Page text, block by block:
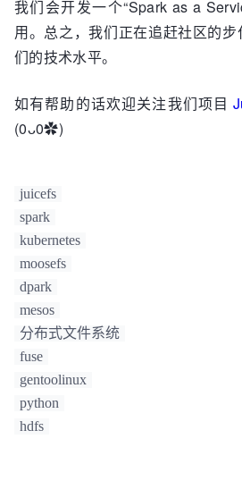
我们会开发一个“Spark as a
用。总之，我们正在追赶社区的
们的技术水平。
如有帮助的话欢迎关注我们项目
(0ᴗ0✿)
juicefs
spark
kubernetes
moosefs
dpark
mesos
分布式文件系统
fuse
gentoolinux
python
hdfs